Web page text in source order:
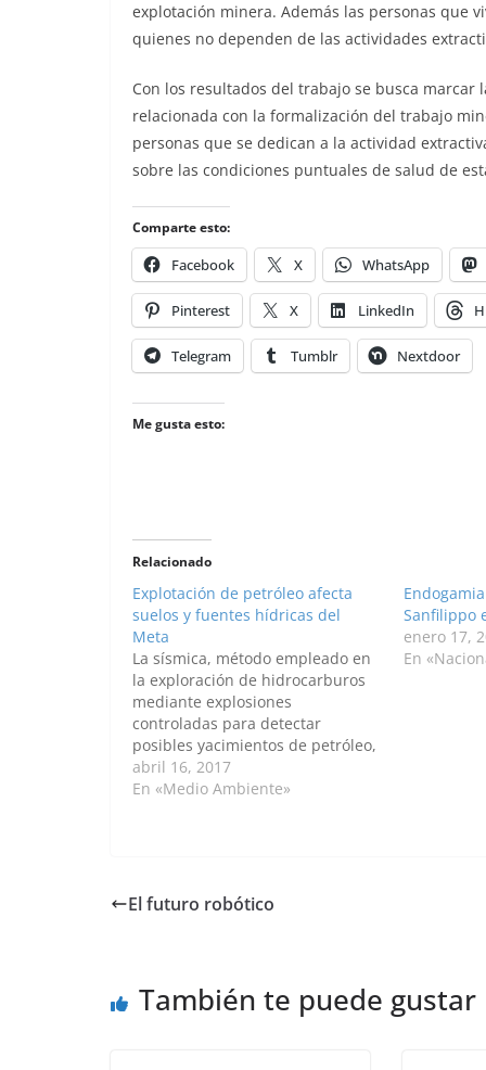
explotación minera. Además las personas que
quienes no dependen de las actividades
Con los resultados del trabajo se busca
relacionada con la formalización del trabajo
personas que se dedican a la actividad
sobre las condiciones puntuales de salud de
Comparte esto:
Facebook X WhatsApp
Pinterest X LinkedIn
Telegram Tumblr Nextdoor
Me gusta esto:
Relacionado
Explotación de petróleo afecta
suelos y fuentes hídricas del
Meta
La sísmica, método empleado en
la exploración de hidrocarburos
mediante explosiones
controladas para detectar
posibles yacimientos de petróleo,
ha afectado las fuentes de agua
subterráneas (acuíferos) y ha
metros del río…
abril 16, 2017
En «Medio Ambiente»
Sanfilippo
enero 17,
En
El futuro robótico
También te puede gustar